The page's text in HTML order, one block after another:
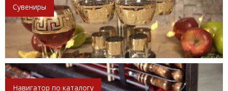
Сувениры
Навигатор по каталогу